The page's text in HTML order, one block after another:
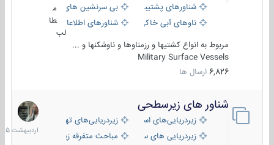
شناورهای پشتیبانی
بی سرنشین های دریایی
ناوهای آبی خاکی و نیروبرشناورهای اطلاعاتی و جاسوسی
طا
لب
مربوط به انواع کشتیها و رزمناوها و ناوشکنها و ...
Military Surface Vessels
6,826 ارسال ها
شناور های زیرسطحی
زیردریایی‌های استراتژیکزیردریایی‌های تهاجمی
زیردریایی های سبک
مباحث متفرقه زیرسطحی
31
1405